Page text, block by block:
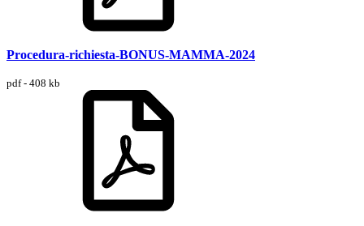
Procedura-richiesta-BONUS-MAMMA-2024
pdf - 408 kb